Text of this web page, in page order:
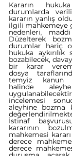
Kararın
durumlarda
kararın yanlış
ilgili mahkemeye
nedenleri,
Düzelterek
durumlar hariç
hukuka aykırılık
bozabilecek,
bir karar
dosya
temyiz kanun
halinde
uygulanabilecektir
incelemesi
aleyhine bozma
İstinaf
kararının
mahkemesi
derece
derece